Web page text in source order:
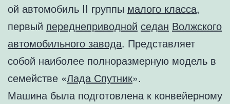
ой автомобиль II группы малого класса,
первый переднеприводной седан Волжского
автомобильного завода. Представляет
собой наиболее полноразмерную модель в
семействе «Лада Спутник».
Машина была подготовлена к конвейерному